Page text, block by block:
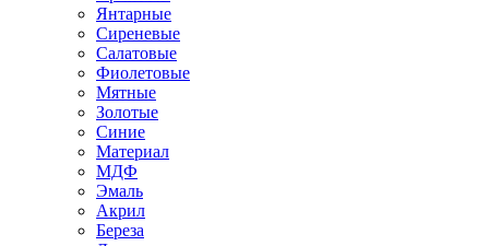
Янтарные
Сиреневые
Салатовые
Фиолетовые
Мятные
Золотые
Синие
Материал
МДФ
Эмаль
Акрил
Береза